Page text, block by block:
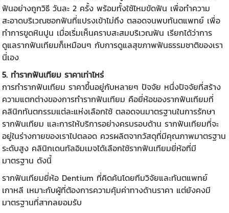
ฟันอย่างถูกวิธี วันละ 2 ครั้ง พร้อมทั้งใช้ไหมขัดฟัน เพื่อทำความ
สะอาดบริเวณซอกฟันที่แปรงเข้าไม่ถึง ตลอดจนพบทันตแพทย์ เพื่อ
ทำการขูดหินปูน เมื่อเริ่มเห็นคราบสะสมบริเวณฟัน เรียกได้ว่าการ
ดูแลรากฟันเทียมก็เหมือนๆ กับการดูแลสุขภาพฟันธรรมชาติของเรา
นี่เอง
5. ทํารากฟันเทียม ราคาเท่าไหร่
การทํารากฟันเทียม ราคาขึ้นอยู่กับหลายๆ ปัจจัย หนึ่งปัจจัยที่สร้าง
ความแตกต่างของการทำรากฟันเทียม คือยี่ห้อของรากฟันเทียมที่
คลินิกทันตกรรมแต่ละแห่งเลือกใช้ ตลอดจนมาตรฐานในการรักษา
รากฟันเทียม และการให้บริการอย่างครบรอบด้าน รากฟันเทียมที่จะ
อยู่ในร่างกายของเราไปตลอด ควรผลิตจากวัสดุที่มีคุณภาพมาตรฐาน
ระดับสูง คลินิกเดนทัลอิมเมจได้เลือกใช้รากฟันเทียมยี่ห้อที่มี
มาตรฐาน ดังนี้
รากฟันเทียมยี่ห้อ Dentium ที่คิดค้นโดยทีมวิจัยและทันตแพทย์
เกาหลี เหมาะกับผู้ที่ต้องการความคุ้มค่าทางด้านราคา แต่ยังคงมี
มาตรฐานที่สากลยอมรับ